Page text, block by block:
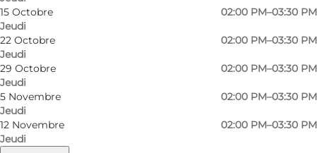
15 Octobre
Jeudi
02:00 PM–03:30 PM
22 Octobre
Jeudi
02:00 PM–03:30 PM
29 Octobre
Jeudi
02:00 PM–03:30 PM
5 Novembre
Jeudi
02:00 PM–03:30 PM
12 Novembre
Jeudi
02:00 PM–03:30 PM